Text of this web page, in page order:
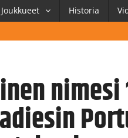
Joukkueet Historia
nimesi